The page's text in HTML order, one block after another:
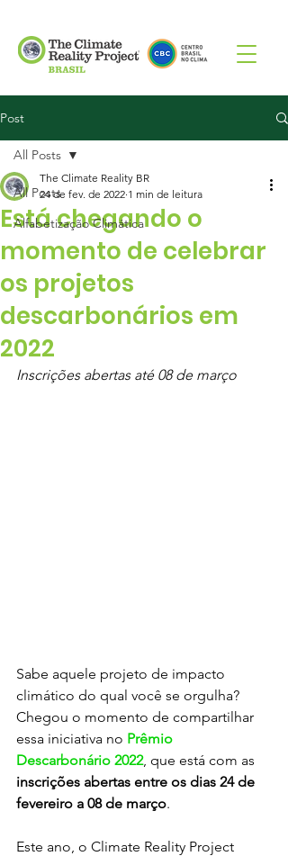
Post
All Posts
Alfabetização Climática
All Posts
Está chegando o
momento de celebrar
os projetos
descarbonários em
2022
The Climate Reality BR
24 de fev. de 2022 1 min de leitura
Inscrições abertas até 08 de março
Sabe aquele projeto de impacto
climático do qual você se orgulha?
Chegou o momento de compartilhar
essa iniciativa no Prêmio
Descarbonário 2022, que está com as
inscrições abertas entre os dias 24 de
fevereiro a 08 de março.
Este ano, o Climate Reality Project